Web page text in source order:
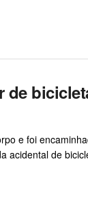
e foi
acidental de